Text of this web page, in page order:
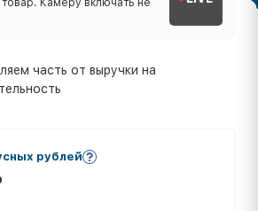
часть от выручки на
рублей